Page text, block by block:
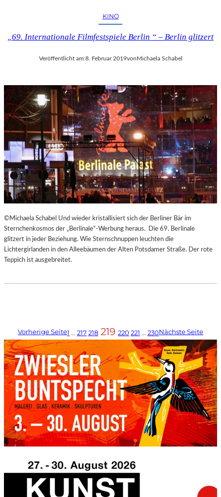
KINO
„69. Internationale Filmfestspiele Berlin “ – Berlin glitzert
Veröffentlicht am:8. Februar 2019vonMichaela Schabel
©Michaela Schabel Und wieder kristallisiert sich der Berliner Bär im
Sternchenkosmos der „Berlinale“-Werbung heraus. Die 69. Berlinale
glitzert in jeder Beziehung. Wie Sternschnuppen leuchten die
Lichtergirlanden in den Alleebäumen der Alten Potsdamer Straße. Der rote
Teppich ist ausgebreitet.
Vorherige Seite1 … 217218 219 220 221 … 230Nächste Seite